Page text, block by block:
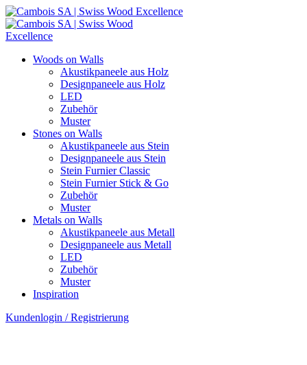
Woods on Walls
Akustikpaneele aus Holz
Designpaneele aus Holz
LED
Zubehör
Muster
Stones on Walls
Akustikpaneele aus Stein
Designpaneele aus Stein
Stein Furnier Classic
Stein Furnier Stick & Go
Zubehör
Muster
Metals on Walls
Akustikpaneele aus Metall
Designpaneele aus Metall
LED
Zubehör
Muster
Inspiration
Kundenlogin / Registrierung